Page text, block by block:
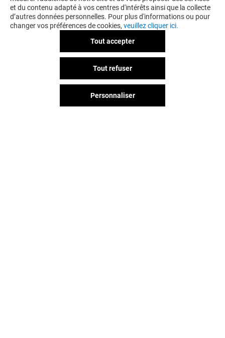
et du contenu adapté à vos centres d'intérêts ainsi que la collecte
d’autres données personnelles. Pour plus d'informations ou pour
changer vos préférences de cookies, veuillez cliquer ici.
Tout accepter
Tout refuser
Personnaliser